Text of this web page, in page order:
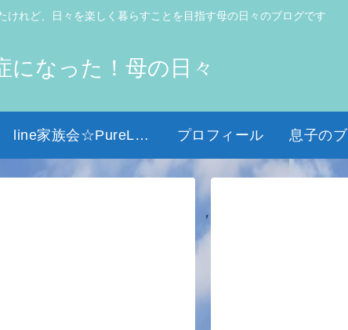
れど、日々を楽しく暮らすことを目指す母の日々のブログです
になった！母の日々
line家族会☆PureLight☆ プロフィール